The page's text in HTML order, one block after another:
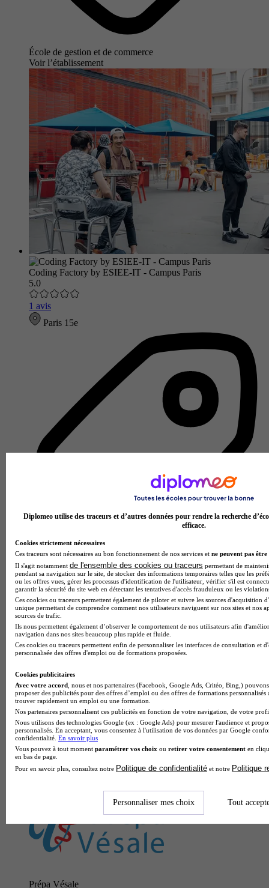
École de gestion et de commerce
Voir l’établissement
Coding Factory by ESIEE-IT - Campus Paris
5.0
1 avis
Paris 15e
École de l'internet
Voir l’établissement
Prépa Vésale
Diplomeo utilise des traceurs et d’autres données pour rendre la recherche
efficace.
Cookies strictement nécessaires
Ces traceurs sont nécessaires au bon fonctionnement de nos services et ne peuvent pas être
Il s'agit notamment de l'ensemble des cookies ou traceurs permettant de
pendant sa navigation sur le site, de stocker des informations temporaires telles que les
ou les offres vues, gérer les processus d'identification de l'utilisateur, vérifier s'il est
garantir la sécurité du site web en détectant les tentatives d'accès frauduleux ou les
Ces cookies ou traceurs permettent également de piloter et suivre les sources d'acquisition
unique permettant de comprendre comment nos utilisateurs naviguent sur nos sites et nos
sources de trafic.
Ils nous permettent également d’observer le comportement de nos utilisateurs afin
navigation dans nos sites beaucoup plus rapide et fluide.
Ces cookies ou traceurs permettent enfin de personnaliser les interfaces de consultation et
personnalisée des offres d'emploi ou de formations proposées.
Cookies publicitaires
Avec votre accord , nous et nos partenaires (Facebook, Google Ads, Critéo, Bing,)
proposer des publicités pour des offres d’emploi ou des offres de formations
trouver rapidement un emploi ou une formation.
Nos partenaires personnalisent ces publicités en fonction de votre navigation, de votre
Nous utilisons des technologies Google (ex : Google Ads) pour mesurer l'audience et
personnalisés. En acceptant, vous consentez à l'utilisation de vos données par Google
confidentialité. En savoir plus
Vous pouvez à tout moment paramétrer vos choix ou retirer votre consentement en
en bas de page.
Pour en savoir plus, consultez notre Politique de confidentialité et notre Politique
Personnaliser mes choix Tout